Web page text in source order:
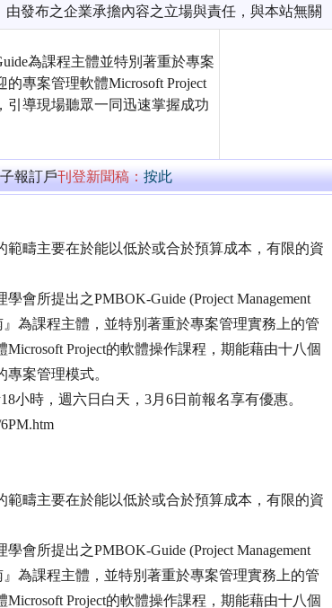
由發布之企業承擔內容之立場與責任，與本站無關
為課程主體並特別著重於專案
專案管理軟體Microsoft Project
引導現場聽眾一同迅速掌握成功
報訂戶刊登新聞稿：按此
範疇主要在於能以低於或合於預算成本，有限的資
會所提出之PMBOK-Guide (Project Management
為課程主體，並特別著重於專案管理實務上的管
Project的軟體操作課程，期能藉由十八個
案管理模式。
小時，週六日白天，3月6日前報名享有優惠。
範疇主要在於能以低於或合於預算成本，有限的資
會所提出之PMBOK-Guide (Project Management
為課程主體，並特別著重於專案管理實務上的管
Project的軟體操作課程，期能藉由十八個